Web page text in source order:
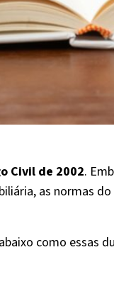
Civil de 2002.
as normas
como essas